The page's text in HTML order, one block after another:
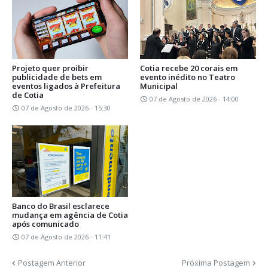
Projeto quer proibir
publicidade de bets em
eventos ligados à Prefeitura
de Cotia
07 de Agosto de 2026 - 15:30
Cotia recebe 20 corais em
evento inédito no Teatro
Municipal
07 de Agosto de 2026 - 14:00
Banco do Brasil esclarece
mudança em agência de Cotia
após comunicado
07 de Agosto de 2026 - 11:41
Postagem Anterior Próxima Postagem